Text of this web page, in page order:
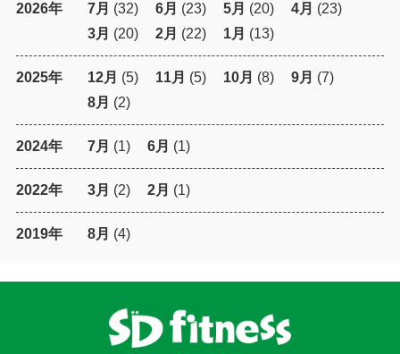
2026年 7月 (32) 6月 (23) 5月 (20) 4月 (23)
3月 (20) 2月 (22) 1月 (13)
2025年 12月 (5) 11月 (5) 10月 (8) 9月 (7)
8月 (2)
2024年 7月 (1) 6月 (1)
2022年 3月 (2) 2月 (1)
2019年 8月 (4)